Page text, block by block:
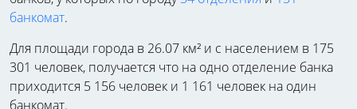
банкомат.
Для площади города в 26.07 км² и с населением в 175
301 человек, получается что на одно отделение банка
приходится 5 156 человек и 1 161 человек на один
банкомат.